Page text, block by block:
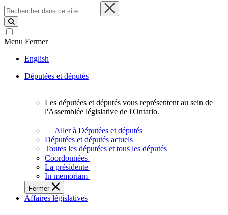
Rechercher
dans
ce
site
Menu Fermer
English
Députées et députés
députés
vous
représentent
sein
de
l'Assemblée
législative
Les députées et députés vous représentent au sein de
l'Assemblée législative de l'Ontario.
Aller à Députées et députés
Députées et députés actuels
Toutes les députées et tous les députés
Coordonnées
La présidente
In memoriam
Fermer
Affaires législatives